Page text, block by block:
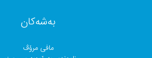
بەشەکان
مافی مرۆڤ